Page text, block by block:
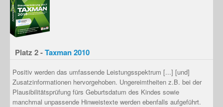
Platz 2 -Taxman 2010
Positiv werden das umfassende Leistungsspektrum [...] [und]
Zusatzinformationen hervorgehoben. Ungereimtheiten z.B. bei der
Plausibilitätsprüfung fürs Geburtsdatum des Kindes sowie
manchmal unpassende Hinweistexte werden ebenfalls aufgeführt.